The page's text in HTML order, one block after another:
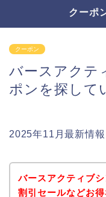
クーポ
クーポン
バースアクテ
ポンを探して
2025年11月最新情報
バースアクティブ
割引セールなどお